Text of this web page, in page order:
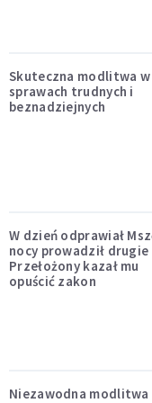
Skuteczna modlitwa w
sprawach trudnych i
beznadziejnych
W dzień odprawiał
nocy prowadził drugie
Przełożony kazał mu
opuścić zakon
Niezawodna modlitwa